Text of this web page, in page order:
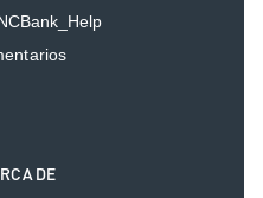
DE